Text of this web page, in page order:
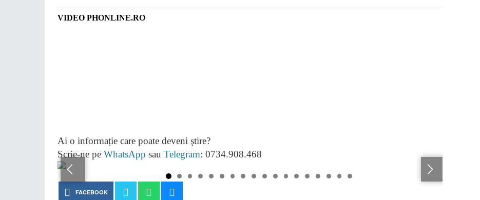
VIDEO PHONLINE.RO
Ai o informație care poate deveni ştire?
Scrie-ne pe WhatsApp sau Telegram: 0734.908.468
FACEBOOK